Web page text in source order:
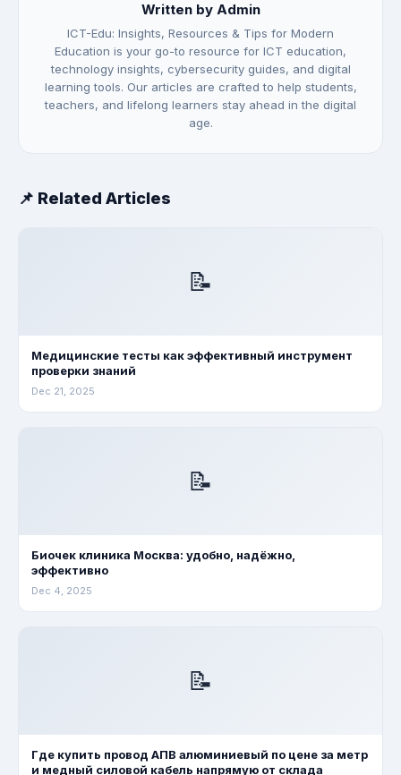
Written by Admin
ICT-Edu: Insights, Resources & Tips for Modern
Education is your go-to resource for ICT education,
technology insights, cybersecurity guides, and digital
learning tools. Our articles are crafted to help students,
teachers, and lifelong learners stay ahead in the digital
age.
📌 Related Articles
📝
Медицинские тесты как эффективный инструмент
проверки знаний
Dec 21, 2025
📝
Биочек клиника Москва: удобно, надёжно,
эффективно
Dec 4, 2025
📝
Где купить провод АПВ алюминиевый по цене за метр
и медный силовой кабель напрямую от склада